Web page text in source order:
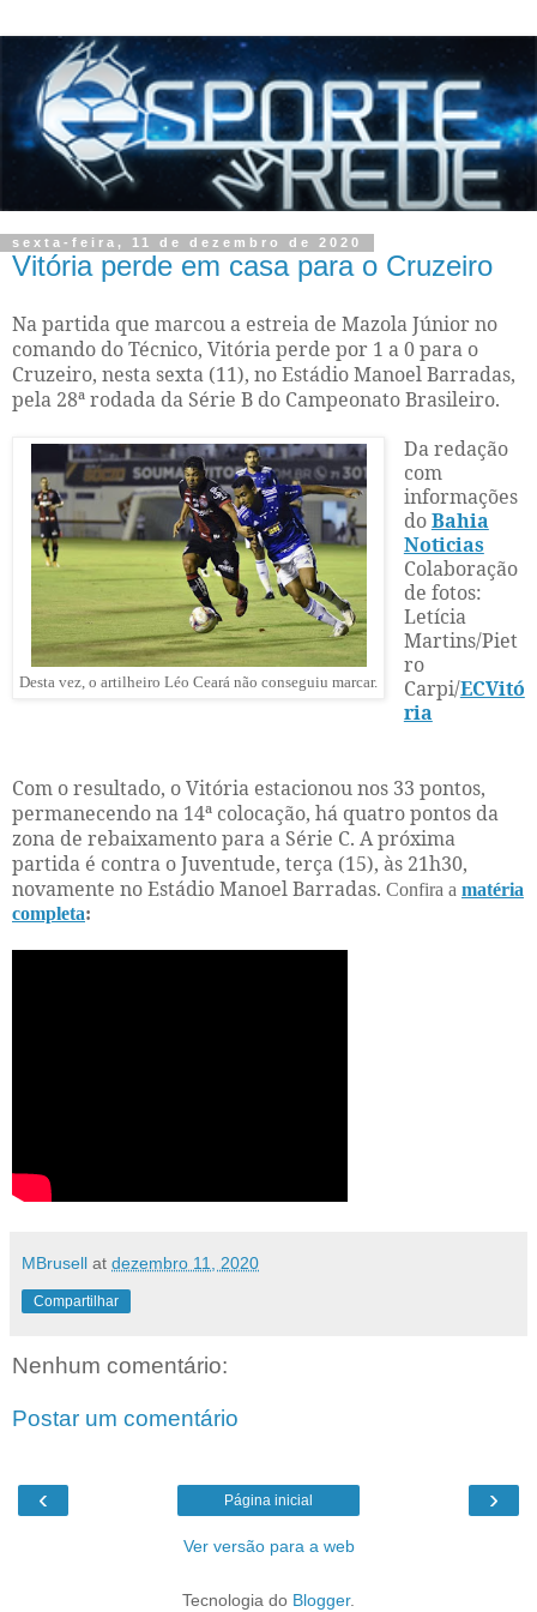
sexta-feira, 11 de dezembro de 2020
Vitória perde em casa para o Cruzeiro
Na partida que marcou a estreia de Mazola Júnior no
comando do Técnico, Vitória perde por 1 a 0 para o
Cruzeiro, nesta sexta (11), no Estádio Manoel Barradas,
pela 28ª rodada da Série B do Campeonato Brasileiro.
Desta vez, o artilheiro Léo Ceará não conseguiu marcar.
Da redação
com
informações
doBahia
Noticias
Colaboração
de fotos:
Letícia
Martins/Piet
ro
Carpi/ECVitó
ria
Com o resultado, o Vitória estacionou nos 33 pontos,
permanecendo na 14ª colocação, há quatro pontos da
zona de rebaixamento para a Série C. A próxima
partida é contra o Juventude, terça (15), às 21h30,
novamente no Estádio Manoel Barradas. Confira a matéria
completa:
MBrusell at dezembro 11, 2020
Compartilhar
Nenhum comentário:
Postar um comentário
‹ ›
Página inicial
Ver versão para a web
Tecnologia do Blogger.